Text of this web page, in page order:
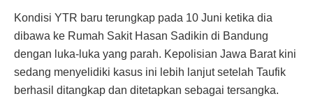
Kondisi YTR baru terungkap pada 10 Juni ketika dia
dibawa ke Rumah Sakit Hasan Sadikin di Bandung
dengan luka-luka yang parah. Kepolisian Jawa Barat kini
sedang menyelidiki kasus ini lebih lanjut setelah Taufik
berhasil ditangkap dan ditetapkan sebagai tersangka.